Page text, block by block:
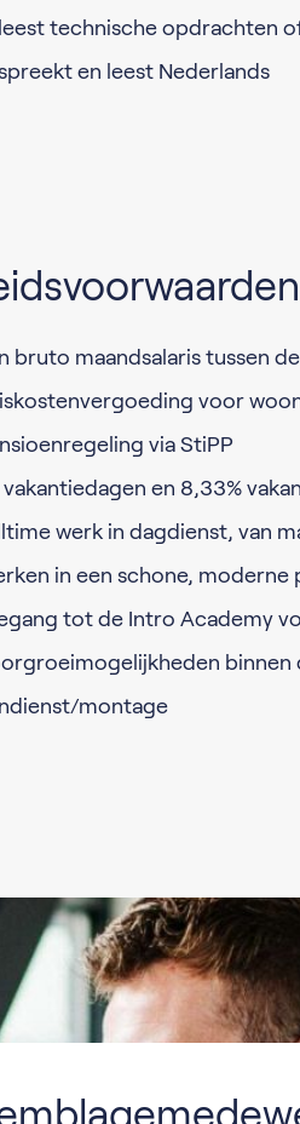
technische opdrachten
en leest Nederlands
bruto maandsalaris tussen
voor
via StiPP
vakantiedagen en 8,33%
werk in dagdienst, van
in een schone,
tot de Intro Academy
montage